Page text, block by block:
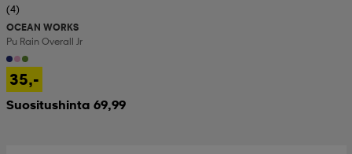
(4)
OCEAN WORKS
Pu Rain Overall Jr
35,-
Suositushinta 69,99